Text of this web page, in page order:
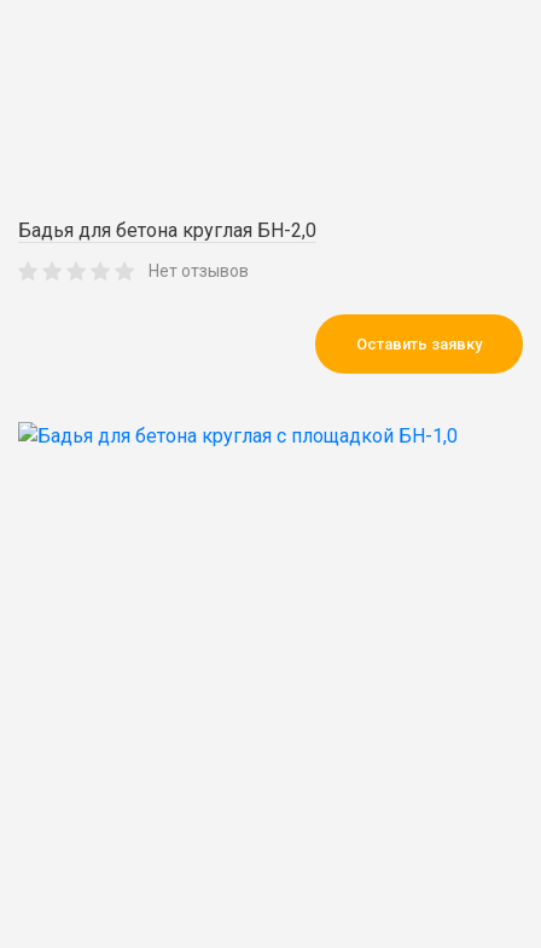
Бадья для бетона круглая БН-2,0
Нет отзывов
Оставить заявку